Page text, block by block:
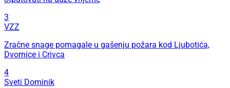
3
VZZ
Zračne snage pomagale u gašenju požara kod Ljubotića,
Dvornice i Crivca
4
Sveti Dominik